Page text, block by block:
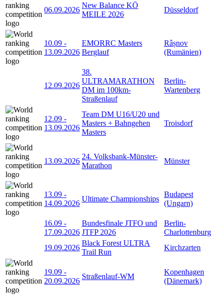
06.09.2026
New Balance KÖ
MEILE 2026
Düsseldorf
10.09 -
13.09.2026
EMORRC Masters
Berglauf
Râșnov
(Rumänien)
12.09.2026
38.
ULTRAMARATHON
DM im 100km-
Straßenlauf
Berlin-
Wartenberg
12.09 -
13.09.2026
Team DM U16/U20 und
Masters + Bahngehen
Masters
Troisdorf
13.09.2026
24. Volksbank-Münster-
Marathon
Münster
13.09 -
14.09.2026
Ultimate Championships
Budapest
(Ungarn)
16.09 -
17.09.2026
Bundesfinale JTFO und
JTFP 2026
Berlin-
Charlottenburg
19.09.2026
Black Forest ULTRA
Trail Run
Kirchzarten
19.09 -
20.09.2026
Straßenlauf-WM
Kopenhagen
(Dänemark)